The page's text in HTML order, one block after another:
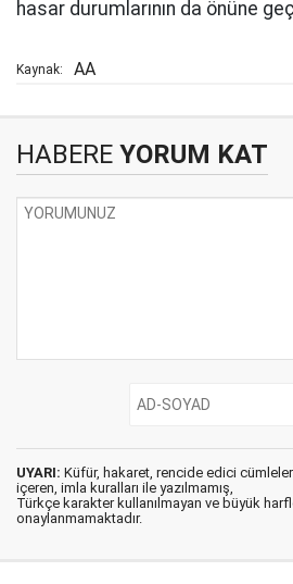
hasar durumlarının da önüne
Kaynak: AA
HABERE YORUM KAT
UYARI: Küfür, hakaret, rencide edici cümleler
içeren, imla kuralları ile yazılmamış,
Türkçe karakter kullanılmayan ve büyük
onaylanmamaktadır.